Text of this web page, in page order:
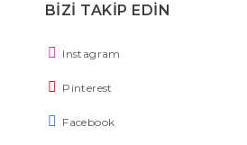
BİZİ TAKİP EDİN
Instagram
Pinterest
Facebook